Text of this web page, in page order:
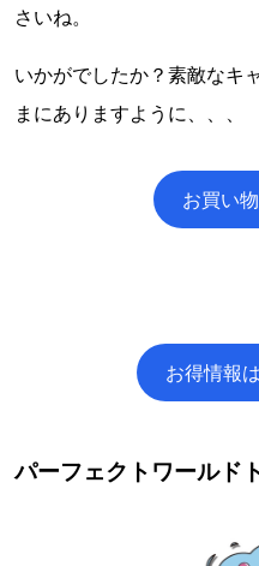
さいね。
いかがでしたか？素敵なキ
まにありますように、、、
お買い
お得情報
パーフェクトワールド